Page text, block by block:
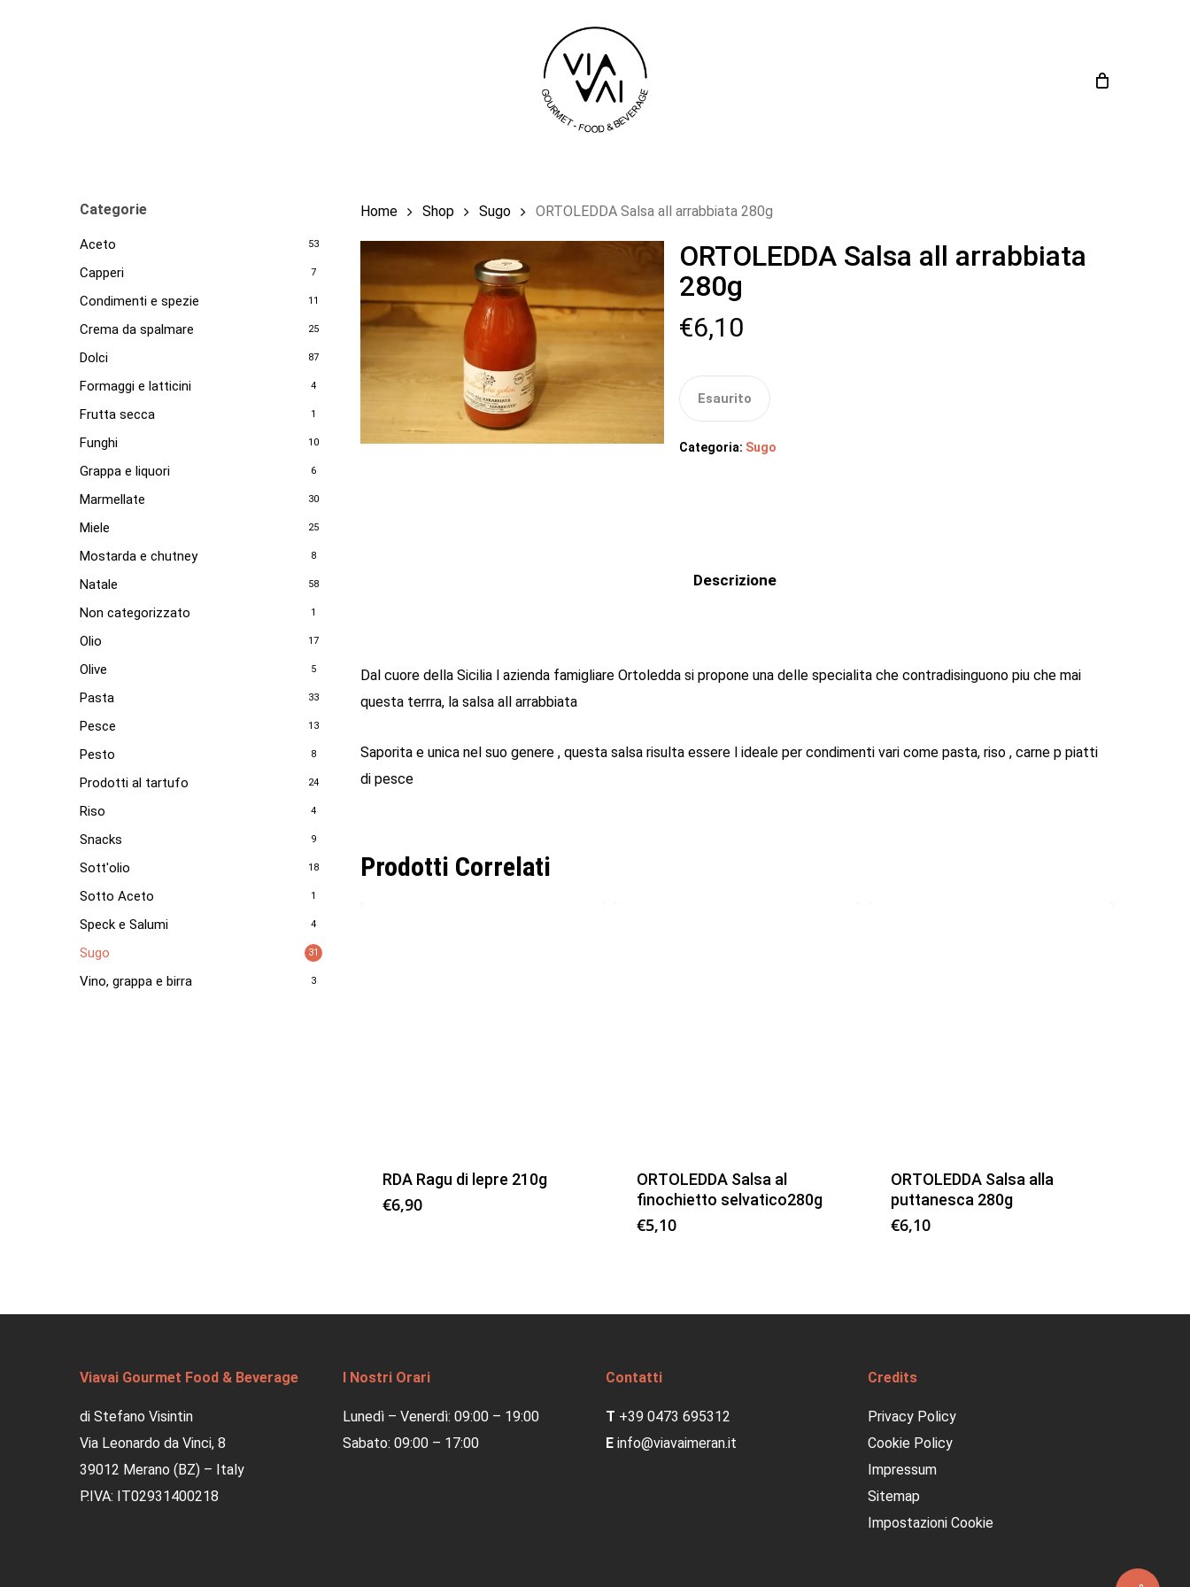
Categorie
Aceto 53
Capperi 7
Condimenti e spezie 11
Crema da spalmare 25
Dolci 87
Formaggi e latticini 4
Frutta secca 1
Funghi 10
Grappa e liquori 6
Marmellate 30
Miele 25
Mostarda e chutney 8
Natale 58
Non categorizzato 1
Olio 17
Olive 5
Pasta 33
Pesce 13
Pesto 8
Prodotti al tartufo 24
Riso 4
Snacks 9
Sott'olio 18
Sotto Aceto 1
Speck e Salumi 4
Sugo 31
Vino, grappa e birra 3
Home Shop Sugo ORTOLEDDA Salsa all arrabbiata 280g
ORTOLEDDA Salsa all arrabbiata
280g
€6,10
Esaurito
Categoria: Sugo
Descrizione
Dal cuore della Sicilia l azienda famigliare Ortoledda si propone una delle specialita che contradisinguono piu che mai
questa terrra, la salsa all arrabbiata
Saporita e unica nel suo genere , questa salsa risulta essere l ideale per condimenti vari come pasta, riso , carne p piatti
di pesce
Prodotti Correlati
RDA Ragu di lepre 210g
€6,90
ORTOLEDDA Salsa al
finochietto selvatico280g
€5,10
ORTOLEDDA Salsa alla
puttanesca 280g
€6,10
Viavai Gourmet Food & Beverage
di Stefano Visintin
Via Leonardo da Vinci, 8
39012 Merano (BZ) – Italy
P.IVA: IT02931400218
I Nostri Orari
Lunedì – Venerdì: 09:00 – 19:00
Sabato: 09:00 – 17:00
Contatti
T +39 0473 695312
E info@viavaimeran.it
Credits
Privacy Policy
Cookie Policy
Impressum
Sitemap
Impostazioni Cookie